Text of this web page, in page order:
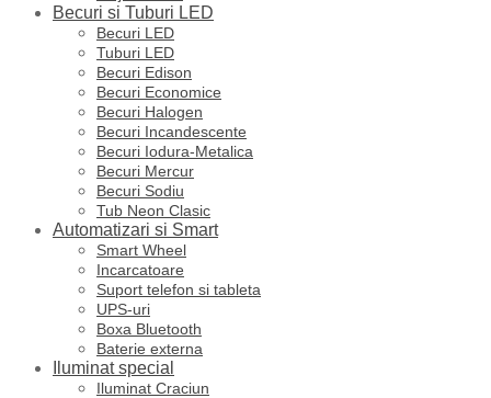
Becuri si Tuburi LED
Becuri LED
Tuburi LED
Becuri Edison
Becuri Economice
Becuri Halogen
Becuri Incandescente
Becuri Iodura-Metalica
Becuri Mercur
Becuri Sodiu
Tub Neon Clasic
Automatizari si Smart
Smart Wheel
Incarcatoare
Suport telefon si tableta
UPS-uri
Boxa Bluetooth
Baterie externa
Iluminat special
Iluminat Craciun